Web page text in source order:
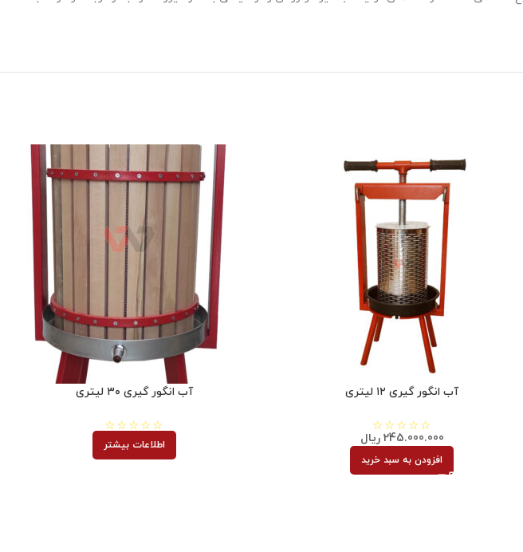
آب انگور گیری ۱۲ لیتری
245.000.000 ریال
افزودن به سبد خرید
آب انگور گیری ۳۰ لیتری
اطلاعات بیشتر